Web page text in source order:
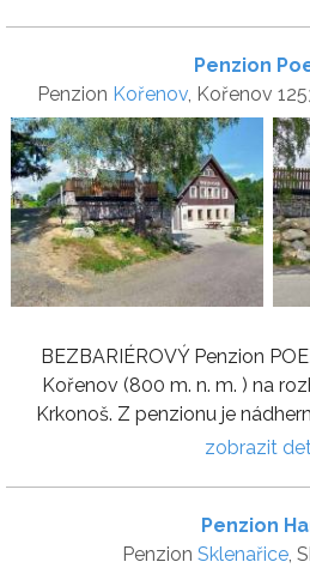
Penzion
Penzion Kořenov, Kořenov
BEZBARIÉROVÝ Penzion
Kořenov (800 m. n. m. ) na
Krkonoš. Z penzionu je
zobrazit
Penzion
Penzion Sklenařice,